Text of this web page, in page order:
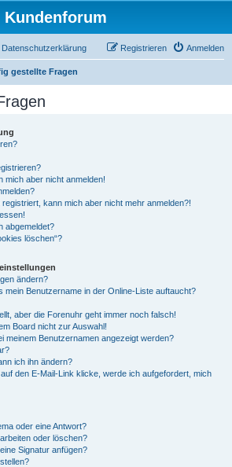
Kundenforum
Datenschutzerklärung Anmelden
Registrieren
gestellte Fragen
mich aber nicht anmelden!
kann mich aber nicht mehr anmelden?!
abgemeldet?
löschen“?
ändern?
mein Benutzername in der Online-Liste auftaucht?
aber die Forenuhr geht immer noch falsch!
Board nicht zur Auswahl!
meinem Benutzernamen angezeigt werden?
ich ihn ändern?
den E-Mail-Link klicke, werde ich aufgefordert, mich
oder eine Antwort?
oder löschen?
Signatur anfügen?